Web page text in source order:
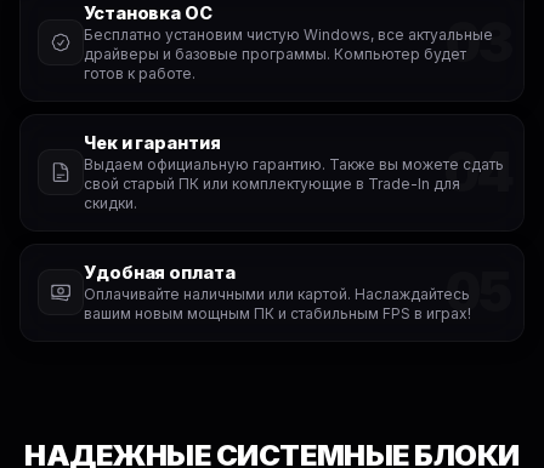
03
Установка ОС
Бесплатно установим чистую Windows, все актуальные
драйверы и базовые программы. Компьютер будет
готов к работе.
04
Чек и гарантия
Выдаем официальную гарантию. Также вы можете сдать
свой старый ПК или комплектующие в Trade-In для
скидки.
05
Удобная оплата
Оплачивайте наличными или картой. Наслаждайтесь
вашим новым мощным ПК и стабильным FPS в играх!
НАДЕЖНЫЕ СИСТЕМНЫЕ БЛОКИ